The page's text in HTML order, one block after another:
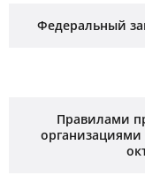
Федеральный
Правилами
организациями